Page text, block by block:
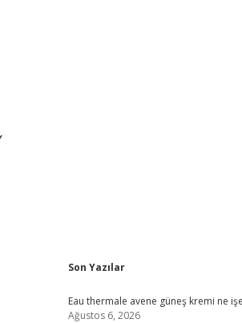
Sidebar
Son Yazılar
Eau thermale avene güneş kremi ne
Ağustos 6, 2026